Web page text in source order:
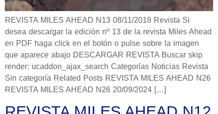
REVISTA MILES AHEAD N13 08/11/2018 Revista Si
desea descargar la edición nº 13 de la revista Miles Ahead
en PDF haga click en el botón o pulse sobre la imagen
que aparece abajo DESCARGAR REVISTA Buscar skip
render: ucaddon_ajax_search Categorías Noticias Revista
Sin categoría Related Posts REVISTA MILES AHEAD N26
REVISTA MILES AHEAD N26 20/09/2024 […]